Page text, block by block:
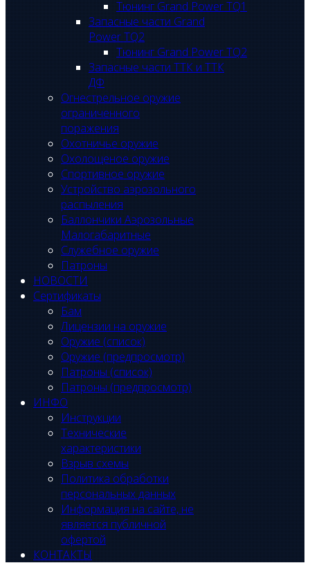
Тюнинг Grand Power TQ1
Запасные части Grand
Power TQ2
Тюнинг Grand Power TQ2
Запасные части ТТК и ТТК
ДФ
Огнестрельное оружие
ограниченного
поражения
Охотничье оружие
Охолощеное оружие
Спортивное оружие
Устройство аэрозольного
распыления
Баллончики Аэрозольные
Малогабаритные
Служебное оружие
Патроны
НОВОСТИ
Сертификаты
Бам
Лицензии на оружие
Оружие (список)
Оружие (предпросмотр)
Патроны (список)
Патроны (предпросмотр)
ИНФО
Инструкции
Технические
характеристики
Взрыв схемы
Политика обработки
персональных данных
Информация на сайте, не
является публичной
офертой
КОНТАКТЫ